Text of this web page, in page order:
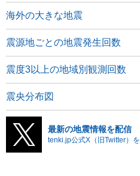
海外の大きな地震
震源地ごとの地震発生回数
震度3以上の地域別観測回数
震央分布図
最新の地震情報を配信
tenki.jp公式X（旧Twitter）を